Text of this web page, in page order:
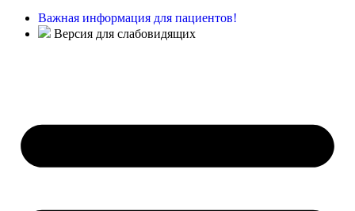
Важная информация для пациентов!
Версия для слабовидящих